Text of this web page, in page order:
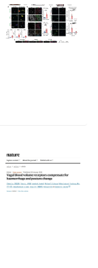
越凶
来心脏内藏着一套“